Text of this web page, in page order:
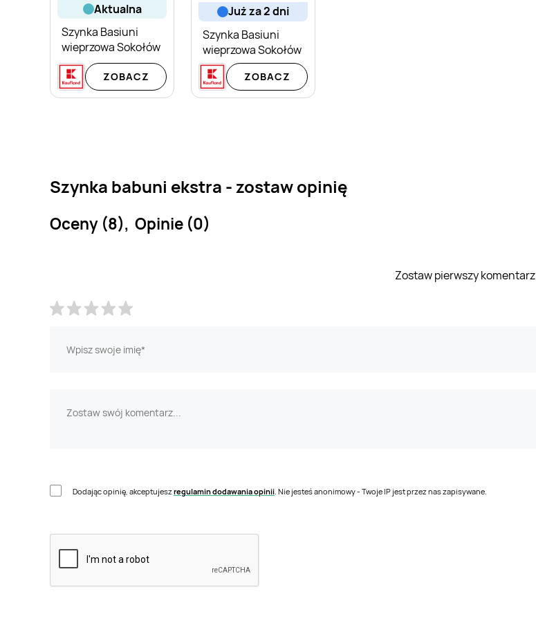
aktualna
Szynka Basiuni
wieprzowa Sokołów
ZOBACZ
już za 2 dni
Szynka Basiuni
wieprzowa Sokołów
ZOBACZ
Szynka babuni ekstra - zostaw opinię
Oceny (8), Opinie (0)
Zostaw pierwszy komentarz
Dodając opinię, akceptujeszregulamin dodawania opinii . Nie jesteś anonimowy - Twoje IP jest przez nas zapisywane.